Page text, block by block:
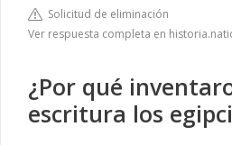
Solicitud de eliminación
Ver respuesta completa en
¿Por qué
escritura los